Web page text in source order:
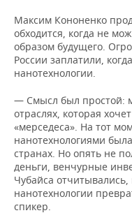
Максим Кононенко
обходится, когда не
образом будущего.
России заплатили,
нанотехнологии.
— Смысл был простой:
отраслях, которая
«мерседеса». На тот
нанотехнологиями
странах. Но опять не
деньги, венчурные
Чубайса
нанотехнологии
спикер.